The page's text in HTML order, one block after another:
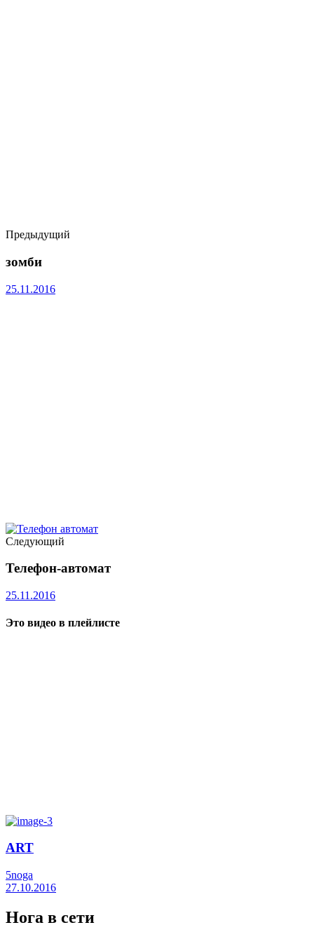
Предыдущий
зомби
25.11.2016
Следующий
Телефон-автомат
25.11.2016
Это видео в плейлисте
ART
5noga
27.10.2016
Нога в сети